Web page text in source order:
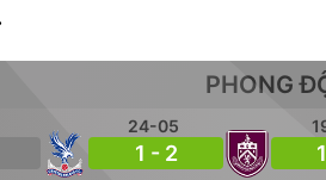
PHONG
24-05
1 - 2